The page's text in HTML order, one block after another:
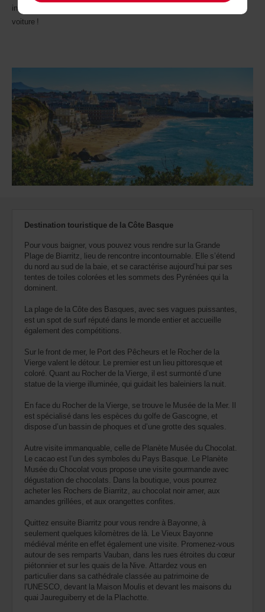
inoubliable en découvrant les trésors dont la Côte Basque regorge. En
voiture !
Destination touristique de la Côte Basque
Pour vous baigner, vous pouvez vous rendre sur la Grande
Plage de Biarritz, lieu de rencontre incontournable. Elle s’étend
du nord au sud de la baie, et se caractérise aujourd’hui par ses
tentes de toiles colorées et les sommets des Pyrénées qui la
dominent.
La plage de la Côte des Basques, avec ses vagues puissantes,
est un spot de surf réputé dans le monde entier et accueille
également des compétitions.
Sur le front de mer, le Port des Pêcheurs et le Rocher de la
Vierge valent le détour. Le premier est un lieu pittoresque et
coloré. Quant au Rocher de la Vierge, il est surmonté d’une
statue de la vierge illuminée, qui guidait les baleiniers la nuit.
En face du Rocher de la Vierge, se trouve le Musée de la Mer. Il
est spécialisé dans les espèces du golfe de Gascogne, et
dispose d’un bassin de phoques et d’une grotte des squales.
Autre visite immanquable, celle de Planète Musée du Chocolat.
Le cacao est l’un des symboles du Pays Basque. Le Planète
Musée du Chocolat vous propose une visite gourmande avec
dégustation de chocolats. Dans la boutique, vous pourrez
acheter les Rochers de Biarritz, au chocolat noir amer, aux
amandes grillées, et aux orangettes confites.
Quittez ensuite Biarritz pour vous rendre à Bayonne, à
seulement quelques kilomètres de là. Le Vieux Bayonne
médiéval mérite en effet également une visite. Promenez-vous
autour de ses remparts Vauban, dans les rues étroites du cœur
piétonnier et sur les quais de la Nive. Attardez vous en
particulier dans sa cathédrale classée au patrimoine de
l'UNESCO, devant la Maison Moulis et devant les maisons du
quai Jaureguiberry et de la Plachotte.